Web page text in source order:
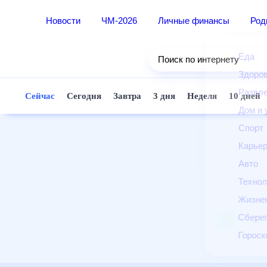
Новости ЧМ-2026 Личные финансы
Еда
Дом
Спорт
Авто
Поиск по интернету
Сейчас Сегодня Завтра 3 дня Неделя 10